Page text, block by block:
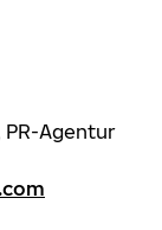
PR-Agentur